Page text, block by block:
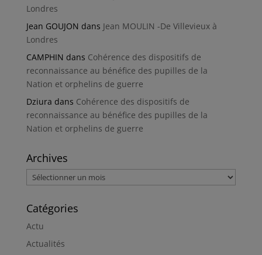
Londres
Jean GOUJON dans Jean MOULIN -De Villevieux à
Londres
CAMPHIN dans Cohérence des dispositifs de
reconnaissance au bénéfice des pupilles de la
Nation et orphelins de guerre
Dziura dans Cohérence des dispositifs de
reconnaissance au bénéfice des pupilles de la
Nation et orphelins de guerre
Archives
Archives
Catégories
Actu
Actualités